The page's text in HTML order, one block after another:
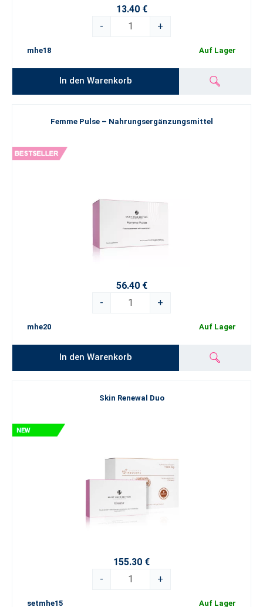
13.40 €
-
+
mhe18 Auf Lager
In den Warenkorb
Femme Pulse – Nahrungsergänzungsmittel
56.40 €
-
+
mhe20 Auf Lager
In den Warenkorb
Skin Renewal Duo
155.30 €
-
+
setmhe15 Auf Lager